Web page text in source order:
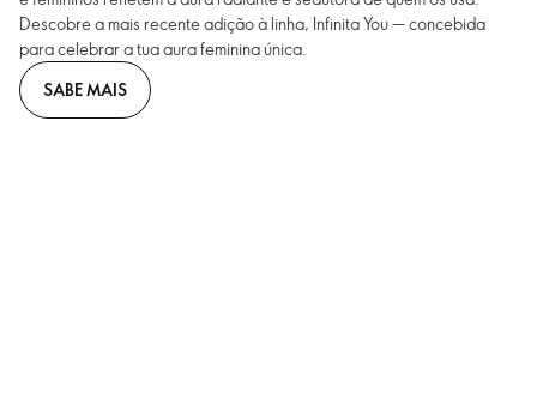
Descobre a mais recente adição à linha, Infinita You — concebida
para celebrar a tua aura feminina única.
SABE MAIS